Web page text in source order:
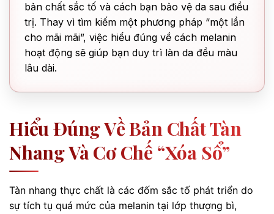
bản chất sắc tố và cách bạn bảo vệ da sau điều
trị. Thay vì tìm kiếm một phương pháp “một lần
cho mãi mãi”, việc hiểu đúng về cách melanin
hoạt động sẽ giúp bạn duy trì làn da đều màu
lâu dài.
Hiểu Đúng Về Bản Chất Tàn
Nhang Và Cơ Chế “xóa Sổ”
Tàn nhang thực chất là các đốm sắc tố phát triển do
sự tích tụ quá mức của melanin tại lớp thượng bì,